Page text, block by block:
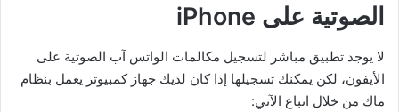
الصوتية على iPhone
لا يوجد تطبيق مباشر لتسجيل مكالمات الواتس آب الصوتية على
الأيفون، لكن يمكنك تسجيلها إذا كان لديك جهاز كمبيوتر يعمل بنظام
ماك من خلال اتباع الآتي: